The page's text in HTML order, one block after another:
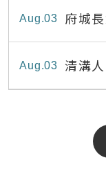
03
Aug
府城長輩「
最高
03
Aug
清溝
清疏